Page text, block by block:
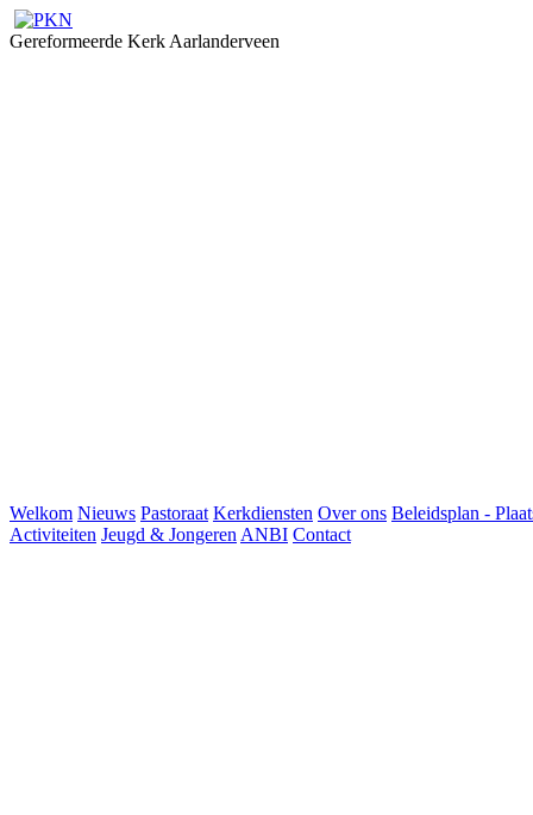
Gereformeerde Kerk Aarlanderveen
Welkom Nieuws Pastoraat Kerkdiensten Over ons Beleidsplan -
Activiteiten Jeugd & Jongeren ANBI Contact